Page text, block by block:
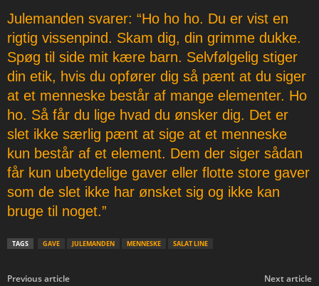
Julemanden svarer: “Ho ho ho. Du er vist en
rigtig vissenpind. Skam dig, din grimme dukke.
Spøg til side mit kære barn. Selvfølgelig stiger
din etik, hvis du opfører dig så pænt at du siger
at et menneske består af mange elementer. Ho
ho. Så får du lige hvad du ønsker dig. Det er
slet ikke særlig pænt at sige at et menneske
kun består af et element. Dem der siger sådan
får kun ubetydelige gaver eller flotte store gaver
som de slet ikke har ønsket sig og ikke kan
bruge til noget.”
TAGS GAVE JULEMANDEN MENNESKE SALAT LINE
Previous article Next article